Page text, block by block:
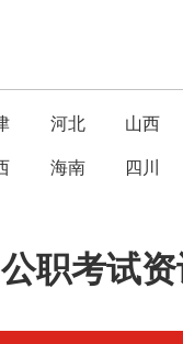
河北 山西
海南 四川
职考试